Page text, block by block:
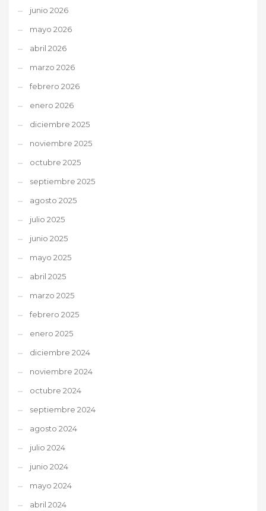
junio 2026
mayo 2026
abril 2026
marzo 2026
febrero 2026
enero 2026
diciembre 2025
noviembre 2025
octubre 2025
septiembre 2025
agosto 2025
julio 2025
junio 2025
mayo 2025
abril 2025
marzo 2025
febrero 2025
enero 2025
diciembre 2024
noviembre 2024
octubre 2024
septiembre 2024
agosto 2024
julio 2024
junio 2024
mayo 2024
abril 2024